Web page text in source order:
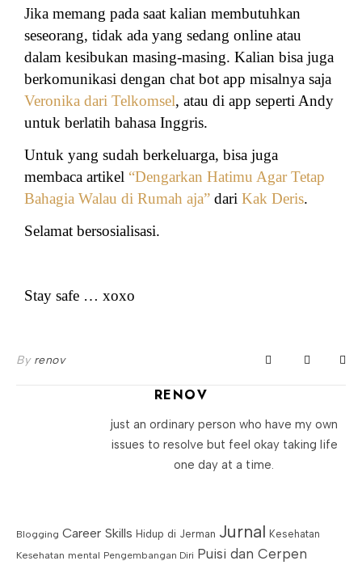
Jika memang pada saat kalian membutuhkan
seseorang, tidak ada yang sedang online atau
dalam kesibukan masing-masing. Kalian bisa juga
berkomunikasi dengan chat bot app misalnya saja
Veronika dari Telkomsel, atau di app seperti Andy
untuk berlatih bahasa Inggris.
Untuk yang sudah berkeluarga, bisa juga
membaca artikel “Dengarkan Hatimu Agar Tetap
Bahagia Walau di Rumah aja” dari Kak Deris.
Selamat bersosialisasi.
Stay safe … xoxo
By renov
RENOV
just an ordinary person who have my own
issues to resolve but feel okay taking life
one day at a time.
Blogging Career Skills Hidup di Jerman Jurnal Kesehatan
Kesehatan mental Pengembangan Diri Puisi dan Cerpen